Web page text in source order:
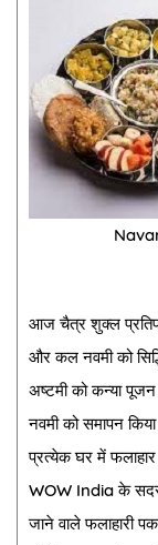
आज चैत्र शुक्ल
और कल नवमी को
अष्टमी को कन्या
नवमी को समापन
प्रत्येक घर में
WOW India के
जाने वाले फलाहारी